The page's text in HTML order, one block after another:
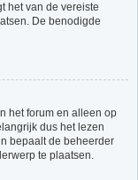
het van de vereiste
De benodigde
het forum en alleen op
dus het lezen
bepaalt de beheerder
te plaatsen.